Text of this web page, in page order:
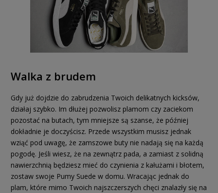
Walka z brudem
Gdy już dojdzie do zabrudzenia Twoich delikatnych kicksów,
działaj szybko. Im dłużej pozwolisz plamom czy zaciekom
pozostać na butach, tym mniejsze są szanse, że później
dokładnie je doczyścisz. Przede wszystkim musisz jednak
wziąć pod uwagę, że zamszowe buty nie nadają się na każdą
pogodę. Jeśli wiesz, że na zewnątrz pada, a zamiast z solidną
nawierzchnią będziesz mieć do czynienia z kałużami i błotem,
zostaw swoje Pumy Suede w domu. Wracając jednak do
plam, które mimo Twoich najszczerszych chęci znalazły się na